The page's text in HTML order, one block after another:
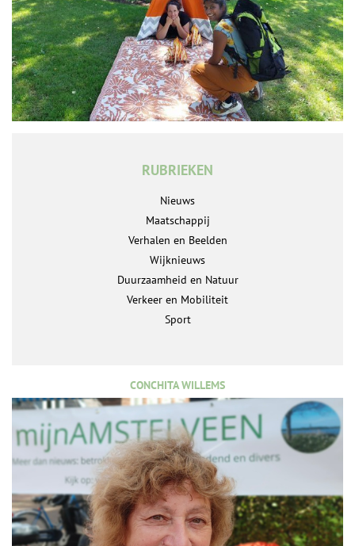
RUBRIEKEN
Nieuws
Maatschappij
Verhalen en Beelden
Wijknieuws
Duurzaamheid en Natuur
Verkeer en Mobiliteit
Sport
CONCHITA WILLEMS